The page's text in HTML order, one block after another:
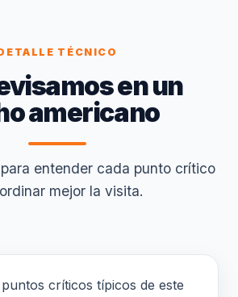
TÉCNICO
en un
americano
entender cada punto crítico
mejor la visita.
críticos típicos de este